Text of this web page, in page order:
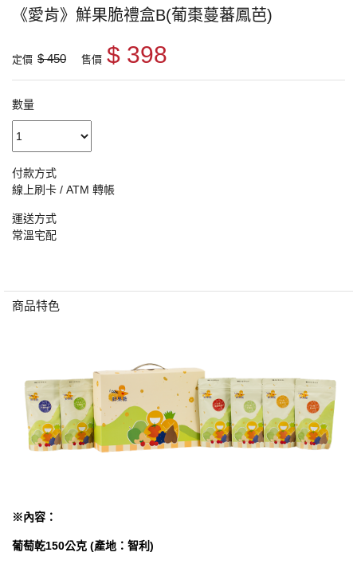
《愛肯》鮮果脆禮盒B(葡棗蔓蕃鳳芭)
定價 $ 450 售價 $ 398
數量
付款方式
線上刷卡 / ATM 轉帳
運送方式
常溫宅配
商品特色
※內容：
葡萄乾150公克 (產地：智利)